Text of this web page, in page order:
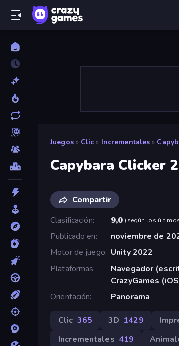
Juegos » Clic » Incrementales »
Capybara Clicker 2
Compartir
Clasificación
9,0 (según los
Publicado en
noviembre de
Motor de juego Unity 2022
Plataformas
Navegador
CrazyGames
Orientación
Panorama
Clic 365 3D 1429
Incrementales 419